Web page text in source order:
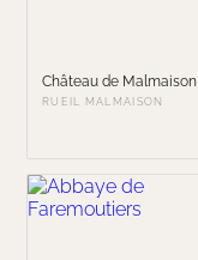
Château de Malmaison
RUEIL MALMAISON